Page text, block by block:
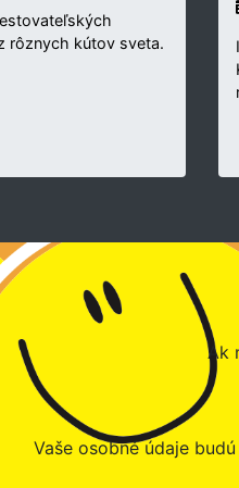
rôznych kútov sveta.
Ak
Vaše osobné údaje